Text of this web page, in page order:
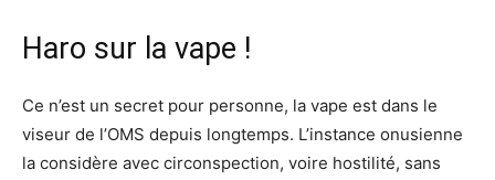
Haro sur la vape !
Ce n’est un secret pour personne, la vape est dans le
viseur de l’OMS depuis longtemps. L’instance onusienne
la considère avec circonspection, voire hostilité, sans